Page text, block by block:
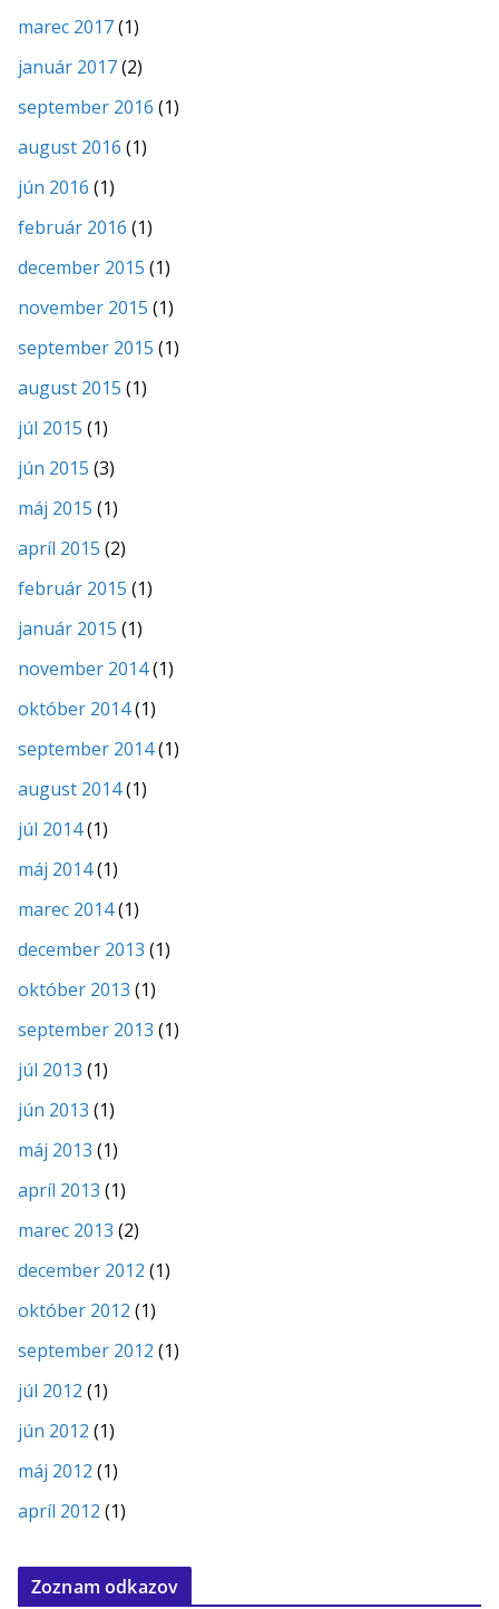
marec 2017(1)
január 2017(2)
september 2016 (1)
august 2016 (1)
jún 2016 (1)
február 2016 (1)
december 2015 (1)
november 2015 (1)
september 2015 (1)
august 2015 (1)
júl 2015 (1)
jún 2015 (3)
máj 2015 (1)
apríl 2015 (2)
február 2015 (1)
január 2015 (1)
november 2014(1)
október 2014(1)
september 2014(1)
august 2014(1)
júl 2014(1)
máj 2014(1)
marec 2014(1)
december 2013 (1)
október 2013 (1)
september 2013 (1)
júl 2013 (1)
jún 2013 (1)
máj 2013 (1)
apríl 2013 (1)
marec 2013 (2)
december 2012 (1)
október 2012 (1)
september 2012 (1)
júl 2012 (1)
jún 2012 (1)
máj 2012 (1)
apríl 2012 (1)
Zoznam odkazov